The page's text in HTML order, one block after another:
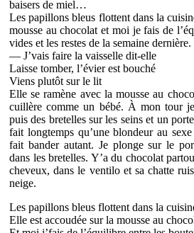
baisers de miel…
Les papillons bleus flottent dans la
mousse au chocolat et moi je fais de
vides et les restes de la semaine dernière.
— J’vais faire la vaisselle dit-elle
Laisse tomber, l’évier est bouché
Viens plutôt sur le lit
Elle se ramène avec la mousse au
cuillère comme un bébé. À mon tour
puis des bretelles sur les seins et un
fait longtemps qu’une blondeur au
fait bander autant. Je plonge sur le
dans les bretelles. Y’a du chocolat
cheveux, dans le ventilo et sa chatte
neige.
Les papillons bleus flottent dans la
Elle est accoudée sur la mousse au